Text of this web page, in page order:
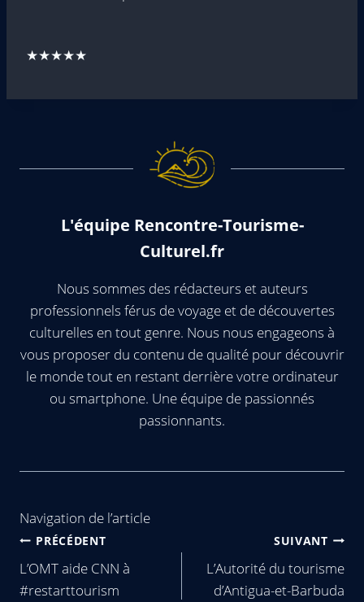
★★★★★
L'équipe Rencontre-Tourisme-
Culturel.fr
Nous sommes des rédacteurs et auteurs
professionnels férus de voyage et de découvertes
culturelles en tout genre. Nous nous engageons à
vous proposer du contenu de qualité pour découvrir
le monde tout en restant derrière votre ordinateur
ou smartphone. Une équipe de passionnés
passionnants.
Navigation de l’article
PRÉCÉDENT
L’OMT aide CNN à
#restarttourism
SUIVANT
L’Autorité du tourisme
d’Antigua-et-Barbuda